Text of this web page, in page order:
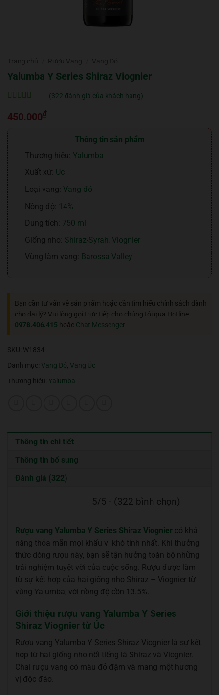
Yalumba Y Series Shiraz Viognier
trênđánh
giá
(322 đánh giá của khách hàng)
450.000₫
Thông tin sản phẩm
Thương hiệu: Yalumba
Xuất xứ: Úc
Loại vang: Vang đỏ
Nồng độ: 14%
Dung tích: 750 ml
Giống nho: Shiraz-Syrah, Viognier
Vùng làm vang:
Barossa Valley
Bạn cần tư vấn về sản phẩm hoặc cần tìm hiểu chính sách dành
cho đại lý? Vui lòng gọi trực tiếp cho chúng tôi qua Hotline
0978.406.415 hoặc Chat Messenger
SKU: W1834
Danh mục: Vang Đỏ, Vang Úc
Thương hiệu: Yalumba
Thông tin chi tiết
Thông tin bổ sung
Đánh giá (322)
5/5 - (322 bình chọn)
Rượu vang Yalumba Y Series Shiraz Viognier có khả
năng thỏa mãn mọi khẩu vị khó tính nhất. Khi thưởng
thức dòng rượu này, bạn sẽ tận hưởng toàn bộ những
trải nghiệm tuyệt vời của cuộc sống. Rượu được làm
từ sự kết hợp của hai giống nho Shiraz – Viognier từ
vùng Yalumba, với nồng độ cồn 13.5%.
Giới thiệu rượu vang Yalumba Y Series
Shiraz Viognier từ Úc
Rượu vang Yalumba Y Series Shiraz Viognier là sự kết
hợp từ hai giống nho nổi tiếng là Shiraz và Viognier.
Chai rượu vang có màu đỏ đậm và mang một hương
vị độc đáo.